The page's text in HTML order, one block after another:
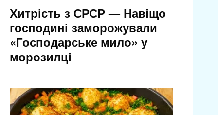
Хитрість з СРСР — Навіщо
господині заморожували
«Господарське мило» у
морозилці